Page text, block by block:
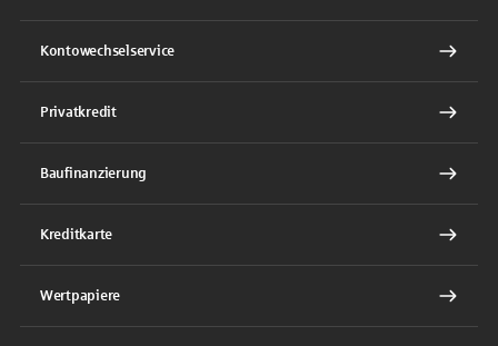
Kontowechselservice
Privatkredit
Baufinanzierung
Kreditkarte
Wertpapiere